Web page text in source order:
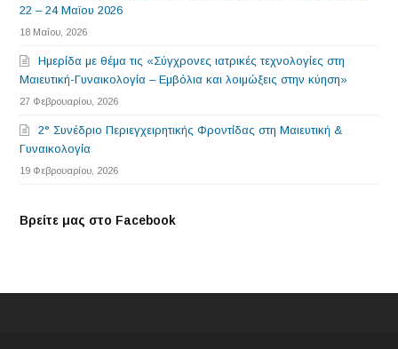
22 – 24 Μαϊου 2026
18 Μαΐου, 2026
Ημερίδα με θέμα τις «Σύγχρονες ιατρικές τεχνολογίες στη
Μαιευτική-Γυναικολογία – Εμβόλια και λοιμώξεις στην κύηση»
27 Φεβρουαρίου, 2026
2° Συνέδριο Περιεγχειρητικής Φροντίδας στη Μαιευτική &
Γυναικολογία
19 Φεβρουαρίου, 2026
Βρείτε μας στο Facebook